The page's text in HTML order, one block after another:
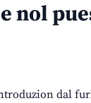
nol
dal